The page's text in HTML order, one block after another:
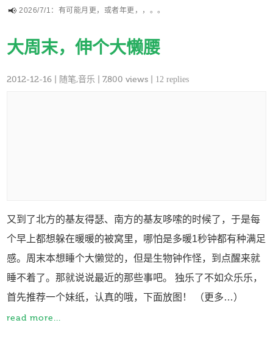
2026/7/1：有可能月更，或者年更，，。。
大周末，伸个大懒腰
2012-12-16 随笔,音乐 | 7,800 views | 12 replies
又到了北方的基友得瑟、南方的基友哆嗦的时候了，于是每
个早上都想躲在暖暖的被窝里，哪怕是多暖1秒钟都有种满足
感。周末本想睡个大懒觉的，但是生物钟作怪，到点醒来就
睡不着了。那就说说最近的那些事吧。 独乐了不如众乐乐，
首先推荐一个妹纸，认真的哦，下面放图！ （更多…）
read more...